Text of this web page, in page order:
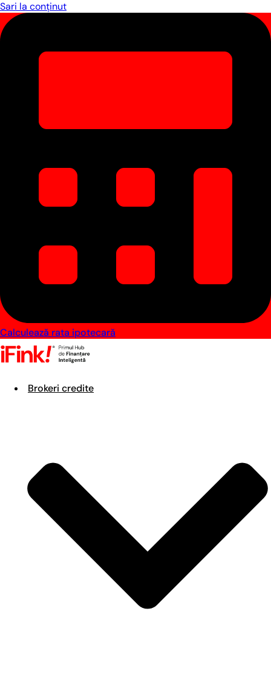
Sari la conținut
Calculează rata ipotecară
Brokeri credite